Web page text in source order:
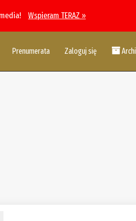
Wspieram TERAZ »
Prenumerata Zaloguj się